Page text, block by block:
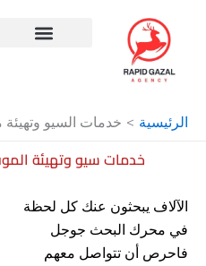
الرئيسية خدمات السيو
خدمات سيو وتهيئة
الآلاف يبحثون عنك كل لحظة
في محرك البحث جوجل
فاحرص أن تتواصل معهم